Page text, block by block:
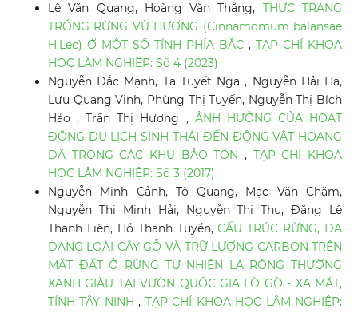
Lê Văn Quang, Hoàng Văn Thắng, THỰC TRẠNG
TRỒNG RỪNG VÙ HƯƠNG (Cinnamomum balansae
H.Lec) Ở MỘT SỐ TỈNH PHÍA BẮC,TẠP CHÍ KHOA
HỌC LÂM NGHIỆP: Số 4 (2023)
Nguyễn Đắc Mạnh, Tạ Tuyết Nga , Nguyễn Hải Ha,
Lưu Quang Vinh, Phùng Thị Tuyến, Nguyễn Thị Bích
Hảo , Trần Thị Hương , ẢNH HƯỞNG CỦA HOẠT
ĐỘNG DU LỊCH SINH THÁI ĐẾN ĐỘNG VẬT HOANG
DÃ TRONG CÁC KHU BẢO TỒN, TẠP CHÍ KHOA
HỌC LÂM NGHIỆP: Số 3 (2017)
Nguyễn Minh Cảnh, Tô Quang, Mạc Văn Chăm,
Nguyễn Thị Minh Hải, Nguyễn Thị Thu, Đặng Lê
Thanh Liên, Hồ Thanh Tuyền,CẤU TRÚC RỪNG, ĐA
DẠNG LOÀI CÂY GỖ VÀ TRỮ LƯỢNG CARBON TRÊN
MẶT ĐẤT Ở RỪNG TỰ NHIÊN LÁ RỘNG THƯỜNG
XANH GIÀU TẠI VƯỜN QUỐC GIA LÒ GÒ - XA MÁT,
TỈNH TÂY NINH, TẠP CHÍ KHOA HỌC LÂM NGHIỆP: